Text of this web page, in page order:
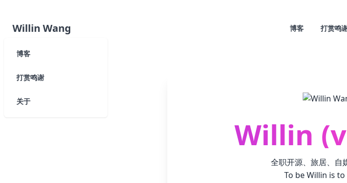
博客
打赏鸣谢
关于
Willin Wang 博客 打赏鸣
Willin
全职开源、旅居、自
To be Willin is